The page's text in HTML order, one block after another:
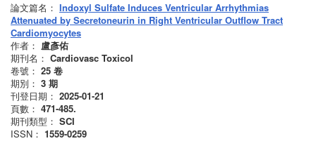
論文篇名： Indoxyl Sulfate Induces Ventricular Arrhythmias
Attenuated by Secretoneurin in Right Ventricular Outflow Tract
Cardiomyocytes
作者： 盧彥佑
期刊名： Cardiovasc Toxicol
卷號： 25 卷
期別： 3 期
刊登日期： 2025-01-21
頁數： 471-485.
期刊類型： SCI
ISSN： 1559-0259